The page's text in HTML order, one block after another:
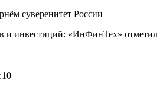
суверенитет России